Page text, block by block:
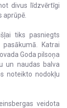
divus līdzvērtīgi
aprūpē.
tiks pasniegts
Katrai
Goda pilsoņa
un naudas balva
noteikto nodokļu
veidota